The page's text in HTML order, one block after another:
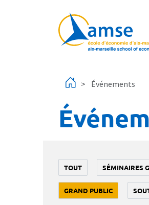
Événements
TOUT SÉMINAIRES
GRAND PUBLIC